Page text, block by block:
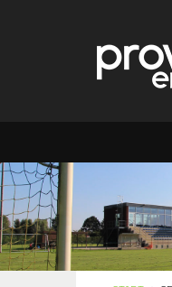
Start
Bureau
Stabiliteit